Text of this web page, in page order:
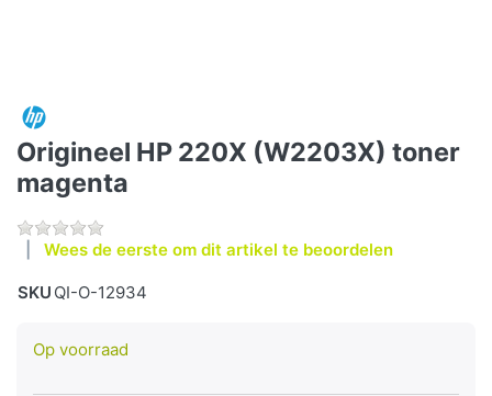
Origineel HP 220X (W2203X) toner
magenta
Wees de eerste om dit artikel te beoordelen
SKU QI-O-12934
Op voorraad